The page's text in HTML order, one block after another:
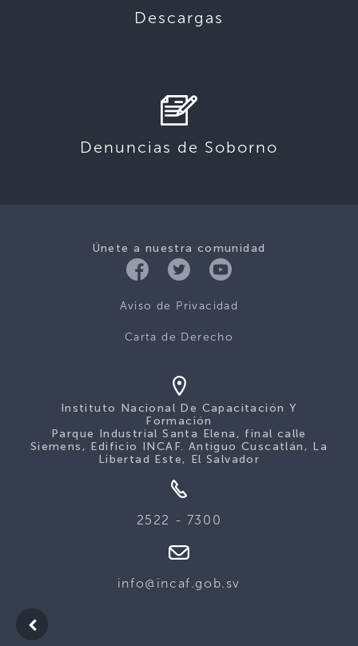
Descargas
Denuncias de Soborno
Únete a nuestra comunidad
Aviso de Privacidad
Carta de Derecho
Instituto Nacional De Capacitación Y
Formación
Parque Industrial Santa Elena, final calle
Siemens, Edificio INCAF. Antiguo Cuscatlán, La
Libertad Este, El Salvador
2522 - 7300
info@incaf.gob.sv